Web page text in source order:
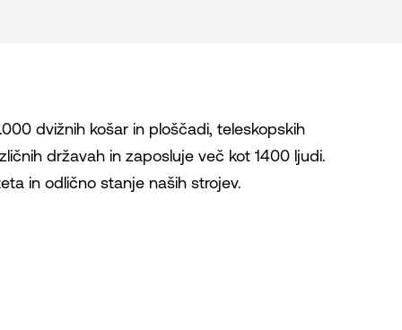
dvižnih košar in ploščadi, teleskopskih
državah in zaposluje več kot 1400 ljudi.
in odlično stanje naših strojev.